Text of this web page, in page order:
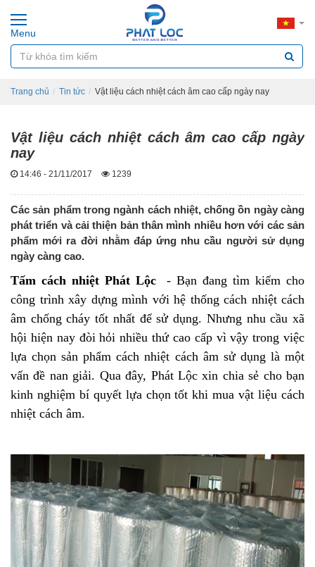
Menu
Trang chủ Tin tức Vật liệu cách nhiệt cách âm cao cấp ngày nay
Vật liệu cách nhiệt cách âm cao cấp ngày
nay
14:46 - 21/11/2017 1239
Các sản phẩm trong ngành cách nhiệt, chống ồn ngày càng
phát triển và cải thiện bản thân mình nhiều hơn với các sản
phẩm mới ra đời nhằm đáp ứng nhu cầu người sử dụng
ngày càng cao.
Tấm cách nhiệtPhát Lộc- Bạn đang tìm kiếm cho
công trình xây dựng mình với hệ thống cách nhiệt cách
âm chống cháy tốt nhất để sử dụng. Nhưng nhu cầu xã
hội hiện nay đòi hỏi nhiều thứ cao cấp vì vậy trong việc
lựa chọn sản phẩm cách nhiệt cách âm sử dụng là một
vấn đề nan giải. Qua đây, Phát Lộc xin chia sẻ cho bạn
kinh nghiệm bí quyết lựa chọn tốt khi mua vật liệu cách
nhiệt cách âm.